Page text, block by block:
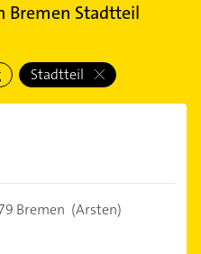
Bremen Stadtteil
Stadtteil
Bremen (Arsten)